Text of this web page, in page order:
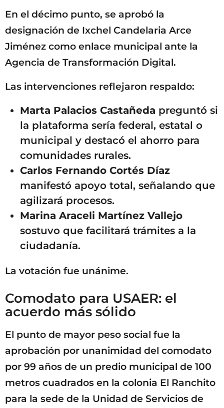
En el décimo punto, se aprobó la
designación de Ixchel Candelaria Arce
Jiménez como enlace municipal ante la
Agencia de Transformación Digital.
Las intervenciones reflejaron respaldo:
Marta Palacios Castañeda preguntó si
la plataforma sería federal, estatal o
municipal y destacó el ahorro para
comunidades rurales.
Carlos Fernando Cortés Díaz
manifestó apoyo total, señalando que
agilizará procesos.
Marina Araceli Martínez Vallejo
sostuvo que facilitará trámites a la
ciudadanía.
La votación fue unánime.
Comodato para USAER: el
acuerdo más sólido
El punto de mayor peso social fue la
aprobación por unanimidad del comodato
por 99 años de un predio municipal de 100
metros cuadrados en la colonia El Ranchito
para la sede de la Unidad de Servicios de